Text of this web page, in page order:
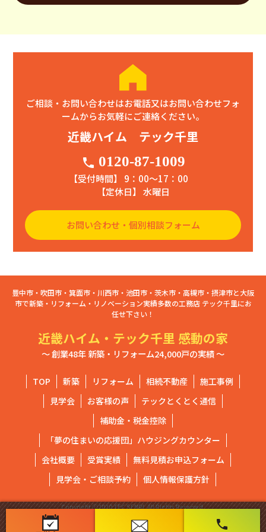
phone
ご相談・お問い合わせはお電話又はお問い合わせフォ
ームからお気軽にご連絡ください。
近畿ハイム テック千里
phone 0120-87-1009
【受付時間】 9：00〜17：00
【定休日】 水曜日
お問い合わせ・個別相談フォーム
豊中市・吹田市・箕面市・川西市・池田市・茨木市・高槻市・摂津市と大阪
市で新築・リフォーム・リノベーション実績多数の工務店 テック千里にお
任せ下さい！
近畿ハイム・テック千里 感動の家
～ 創業48年 新築・リフォーム24,000戸の実績 ～
TOP 新築 リフォーム 相続不動産
施工事例
見学会
お客様の声
テックとくとく通信
補助金・税金控除
「夢の住まいの応援団」ハウジングカウンター
会社概要
受賞実績
無料見積お申込フォーム
見学会・ご相談予約
個人情報保護方針
Copyright ⓒ2020 TEC SENRI. All Rights Reserved.